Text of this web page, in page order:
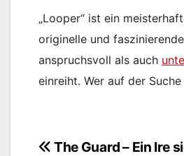
„Looper“ ist ein
originelle und
anspruchsvoll als auch
einreiht. Wer auf der
Beitragsnavigation
The Guard – Ein Ire